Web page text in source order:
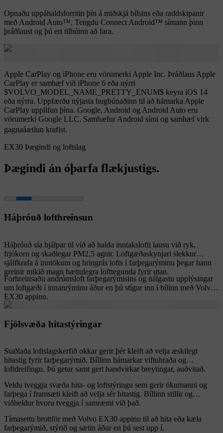
Opnaðu uppáhaldsforritin þín á miðskjá bílsins eða raddskipanir
með Android Auto™. Tengdu Connect Android™ símann þinn
þráðlaust og þú ert tilbúinn að fara.
Apple CarPlay og iPhone eru vörumerki Apple Inc. Þráðlaus Apple
CarPlay er samhæf við iPhone 6 eða nýrri
$VOLVO_MODEL_NAME_PRETTY_ENUM$ keyra iOS 14
eða nýrra. Uppfærðu nýjasta hugbúnaðinn til að hámarka Apple
CarPlay upplifun þína. Google, Android og Android Auto eru
vörumerki Google LLC. Samhæfur Android sími og samhæf virk
gagnaáætlun krafist.
EX30 Þægindi og loftslag
Þægindi án óþarfa flækjustigs.
Háþróuð lofthreinsun
Háþróuð sía hjálpar til við að halda inntakslofti lausu við ryk,
frjókorn og skaðlegar PM2,5 agnir. Loftgæðaskynjari slekkur
sjálfkrafa á inntökum og hringrás lofts í farþegarýminu þegar hann
greinir mikið magn hættulegra lofttegunda fyrir utan.
Forhreinsaðu andrúmsloft farþegarýmisins og nálgastu upplýsingar
um loftgæði í innanrýminu áður en þú stígur inn í bílinn með Volvo
EX30 appinu.
Fjölsvæða hitastýringar
Staðlaða loftslagskerfið okkar gerir þér kleift að velja æskilegt
hitastig fyrir farþegarýmið. Bíllinn hámarkar viftuhraða og
loftdreifingu. Þú getur samt gert handvirkar breytingar, auðvitað.
Veldu tveggja svæða hita- og loftstýringu sem gerir ökumanni og
farþega í framsæti kleift að velja sér hitastig. Bíllinn stillir og
viðheldur hvoru tveggja í samræmi við það.
Tímasettu brottför með Volvo EX30 appinu til að hita eða kæla
farþegarýmið, stýrið og sætin áður en þú sest upp í.